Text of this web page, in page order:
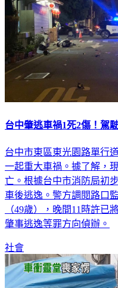
台中肇逃車禍1死2傷！駕
台中市東區東光園路單行
一起重大車禍。據了解，
亡。根據台中市消防局初
車後逃逸。警方調閱路口
（49歲），晚間11時許已
肇事逃逸等罪方向偵辦。
社會